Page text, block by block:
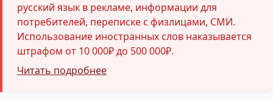
русский язык в рекламе, информации для
потребителей, переписке с физлицами, СМИ.
Использование иностранных слов наказывается
штрафом от 10 000₽ до 500 000₽.
Читать подробнее